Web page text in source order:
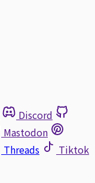
Discord
Mastodon
Threads
Tiktok